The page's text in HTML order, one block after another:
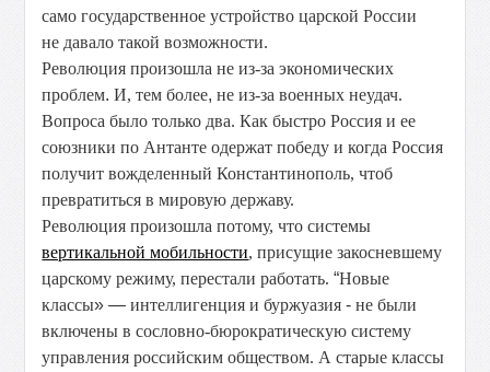
само государственное устройство царской России
не давало такой возможности.
Революция произошла не из-за экономических
проблем.И, тем более, не из-за военных неудач.
Вопроса было только два. Как быстро Россия и ее
союзники по Антанте одержат победу и когда Россия
получит вожделенный Константинополь, чтоб
превратиться в мировую державу.
Революция произошла потому, что системы
вертикальной мобильности, присущие закосневшему
царскому режиму, перестали работать.“Новые
классы» —интеллигенция и буржуазия - не были
включены в сословно-бюрократическую систему
управления российским обществом. А старые классы